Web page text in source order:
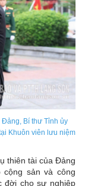
Bí thư Tỉnh ủy
Khuôn viên lưu niệm
thiên tài của Đảng
sản và công
đời cho sự nghiệp